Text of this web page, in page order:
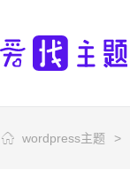
wordpress主题 >